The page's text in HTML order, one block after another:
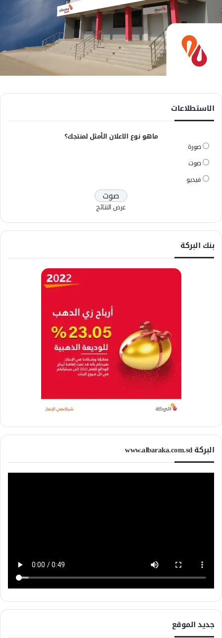
الاستطلاعات
ماهو نوع الاعلان الأمثل لمنتجك؟
صورة
صوت
فيديو
عرض النتائج
بنك البركة
البركة www.albaraka.com.sd
جديد الموقع